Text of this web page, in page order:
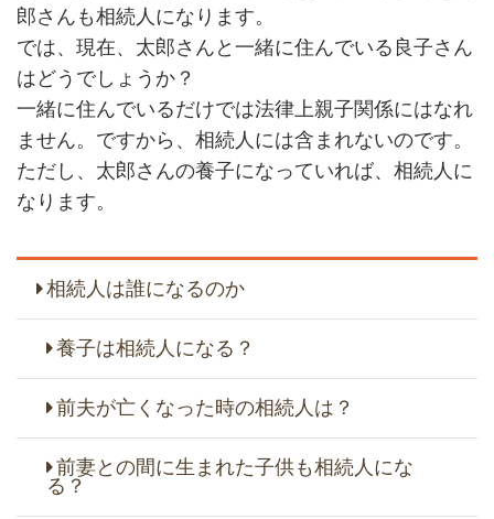
郎さんも相続人になります。
では、現在、太郎さんと一緒に住んでいる良子さん
はどうでしょうか？
一緒に住んでいるだけでは法律上親子関係にはなれ
ません。ですから、相続人には含まれないのです。
ただし、太郎さんの養子になっていれば、相続人に
なります。
相続人は誰になるのか
養子は相続人になる？
前夫が亡くなった時の相続人は？
前妻との間に生まれた子供も相続人にな
る？